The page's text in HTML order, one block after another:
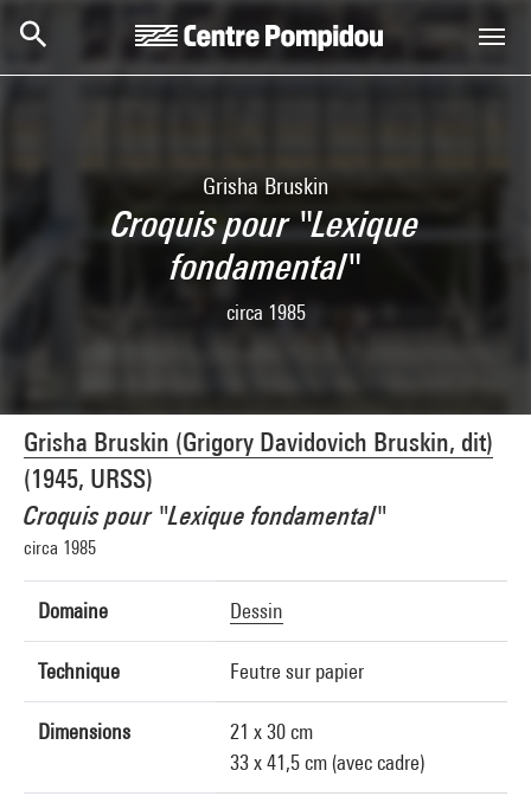
Grisha Bruskin
Croquis pour "Lexique
fondamental"
circa 1985
Grisha Bruskin (Grigory Davidovich Bruskin, dit)
(1945, URSS)
Croquis pour "Lexique fondamental"
circa 1985
Domaine Dessin
Technique Feutre sur papier
Dimensions
21 x 30 cm
33 x 41,5 cm (avec cadre)